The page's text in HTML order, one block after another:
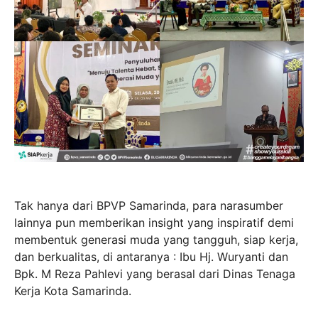
Tak hanya dari BPVP Samarinda, para narasumber
lainnya pun memberikan insight yang inspiratif demi
membentuk generasi muda yang tangguh, siap kerja,
dan berkualitas, di antaranya : Ibu Hj. Wuryanti dan
Bpk. M Reza Pahlevi yang berasal dari Dinas Tenaga
Kerja Kota Samarinda.